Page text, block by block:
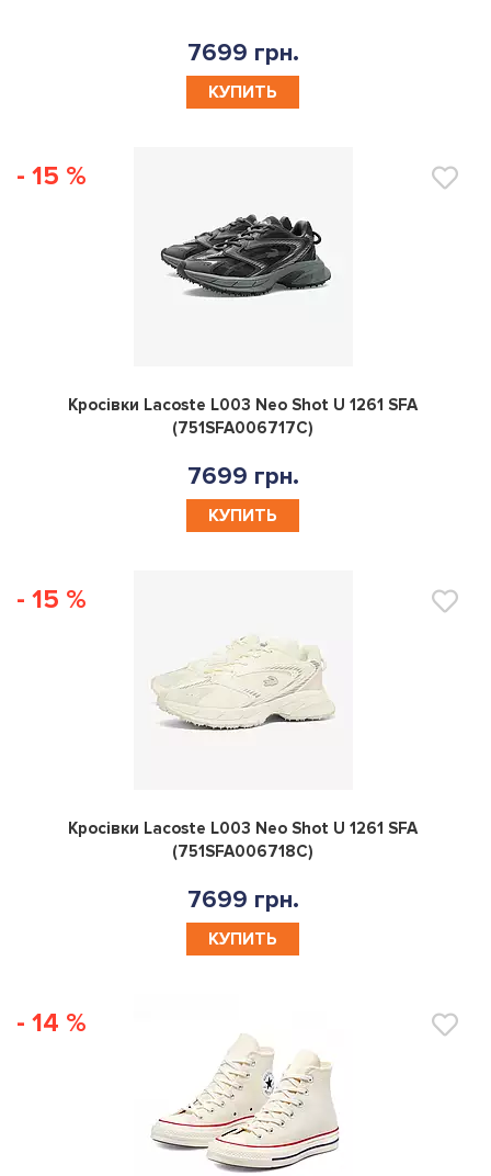
7699 грн.
КУПИТЬ
- 15 %
0
Кросівки Lacoste L003 Neo Shot U 1261 SFA
(751SFA006717C)
7699 грн.
КУПИТЬ
- 15 %
0
Кросівки Lacoste L003 Neo Shot U 1261 SFA
(751SFA006718C)
7699 грн.
КУПИТЬ
- 14 %